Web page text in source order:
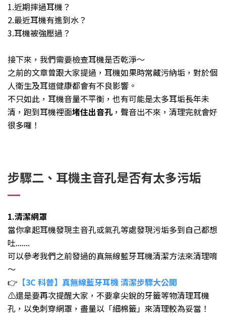
1.近期摔過耳機？
2.最近耳機有進到水？
3.耳機被強壓過？
接下來，我們需要檢查耳機是否乾淨～
之前的文章曾跟大家提過，耳機如果時常藏污納垢，對於個
人衛生及耳道健康都會有不良影響。
不只如此，耳機音量不平衡，也有可能是太多耳垢長年未
清，跑到耳機裡面堵住出音孔 ，聲音出不來，清理完就會好
很多囉！
步驟二、耳機主音孔是否有太多污垢
1.清潔網罩
當你拿起耳機發現主音孔或氣孔等處發現污垢多到自己都想
吐.......
可以參考我們之前發過的真無線藍牙耳機清潔方法來清理唷
～
👉 【3C 科普】真無線藍牙耳機 清潔步驟大公開
⚠️還是要再次提醒大家，不要拿尖銳的牙籤等物清理耳機
孔，以免刺穿網罩，盡量以「細棉籤」來清理較為妥當！